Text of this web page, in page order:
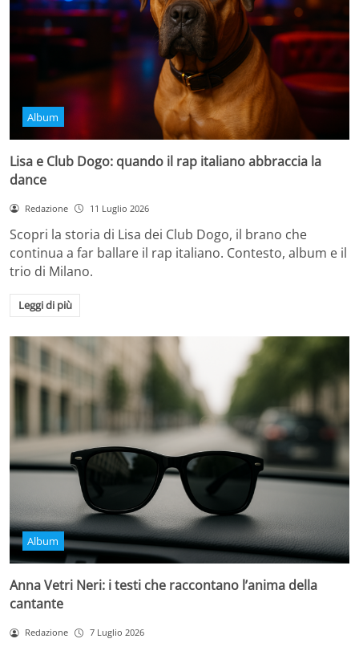
Album
Lisa e Club Dogo: quando il rap italiano abbraccia la
dance
Redazione 11 Luglio 2026
Scopri la storia di Lisa dei Club Dogo, il brano che
continua a far ballare il rap italiano. Contesto, album e il
trio di Milano.
Leggi di più
Album
Anna Vetri Neri: i testi che raccontano l’anima della
cantante
Redazione 7 Luglio 2026